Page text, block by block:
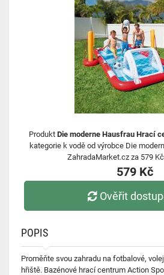
Produkt Die moderne Hausfrau Hrací
kategorie k vodě od výrobce Die
ZahradaMarket.cz za 579
579 Kč
Ověřit
POPIS
Proměňte svou zahradu na fotbalové,
hřiště. Bazénové hrací centrum Action